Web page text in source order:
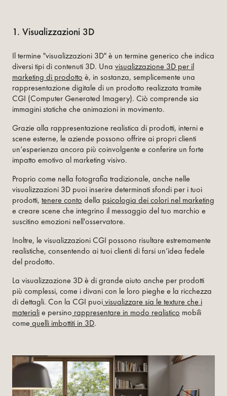
1. Visualizzazioni 3D
Il termine "visualizzazioni 3D" è un termine generico che indica
diversi tipi di contenuti 3D. Una visualizzazione 3D per il
marketing di prodotto è, in sostanza, semplicemente una
rappresentazione digitale di un prodotto realizzata tramite
CGI (Computer Generated Imagery). Ciò comprende sia
immagini statiche che animazioni in movimento.
Grazie alla rappresentazione realistica di prodotti, interni e
scene esterne, le aziende possono offrire ai propri clienti
un’esperienza ancora più coinvolgente e conferire un forte
impatto emotivo al marketing visivo.
Proprio come nella fotografia tradizionale, anche nelle
visualizzazioni 3D puoi inserire determinati sfondi per i tuoi
prodotti, tenere conto della psicologia dei colori nel marketing
e creare scene che integrino il messaggio del tuo marchio e
suscitino emozioni nell'osservatore.
Inoltre, le visualizzazioni CGI possono risultare estremamente
realistiche, consentendo ai tuoi clienti di farsi un’idea fedele
del prodotto.
La visualizzazione 3D è di grande aiuto anche per prodotti
più complessi, come i divani con le loro pieghe e la ricchezza
di dettagli. Con la CGI puoivisualizzare sia le texture che i
materialie persino rappresentare in modo realistico mobili
come quelli imbottiti in 3D.